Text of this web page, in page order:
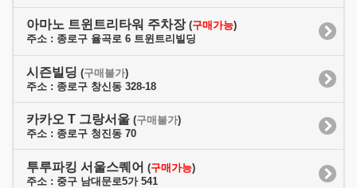
아마노 트윈트리타워 주차장 (구매가능)
주소 : 종로구 율곡로 6 트윈트리빌딩
시즌빌딩 (구매불가)
주소 : 종로구 창신동 328-18
카카오 T 그랑서울 (구매불가)
주소 : 종로구 청진동 70
투루파킹 서울스퀘어 (구매가능)
주소 : 중구 남대문로5가 541